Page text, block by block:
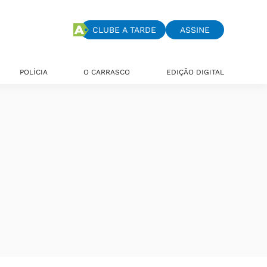
CLUBE A TARDE ASSINE
POLÍCIA O CARRASCO EDIÇÃO DIGITAL